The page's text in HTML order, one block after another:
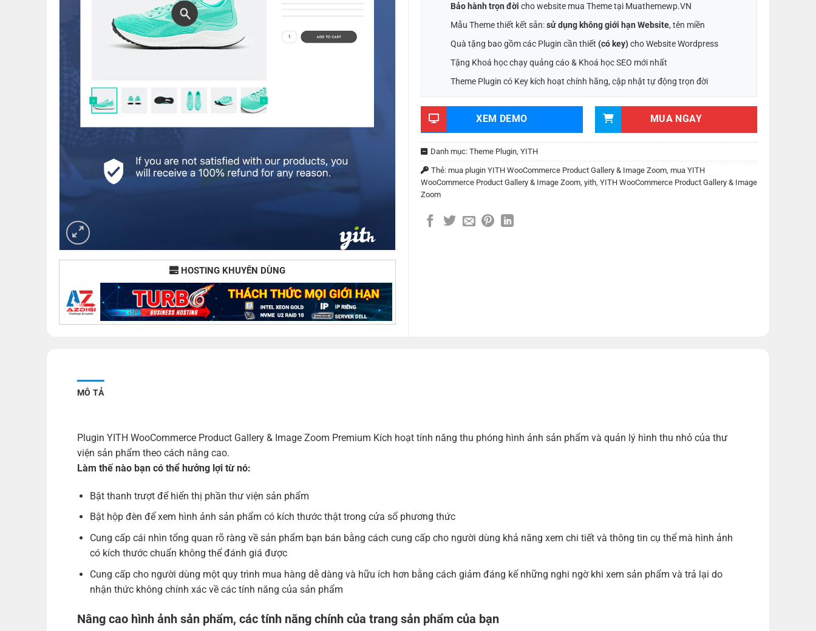
HOSTING KHUYÊN DÙNG
Bảo hành trọn đời cho website mua Theme tại Muathemewp.VN
Mẫu Theme thiết kết sẵn:sử dụng không giới hạn Website, tên miền
Quà tặng bao gồm các Plugin cần thiết (có key)cho Website Wordpress
Tặng Khoá học chạy quảng cáo & Khoá học SEO mới nhất
Theme Plugin có Key kích hoạt chính hãng, cập nhật tự động trọn đời
XEM DEMO MUA NGAY
Danh mục: Theme Plugin, YITH
Thẻ: mua plugin YITH WooCommerce Product Gallery & Image Zoom, mua YITH
WooCommerce Product Gallery & Image Zoom, yith, YITH WooCommerce Product Gallery & Image
Zoom
MÔ TẢ
Plugin YITH WooCommerce Product Gallery & Image Zoom Premium Kích hoạt tính năng thu phóng hình ảnh sản phẩm và quản lý hình thu nhỏ của thư
viện sản phẩm theo cách nâng cao.
Làm thế nào bạn có thể hưởng lợi từ nó:
Bật thanh trượt để hiển thị phần thư viện sản phẩm
Bật hộp đèn để xem hình ảnh sản phẩm có kích thước thật trong cửa sổ phương thức
Cung cấp cái nhìn tổng quan rõ ràng về sản phẩm bạn bán bằng cách cung cấp cho người dùng khả năng xem chi tiết và thông tin cụ thể mà hình ảnh
có kích thước chuẩn không thể đánh giá được
Cung cấp cho người dùng một quy trình mua hàng dễ dàng và hữu ích hơn bằng cách giảm đáng kể những nghi ngờ khi xem sản phẩm và trả lại do
nhận thức không chính xác về các tính năng của sản phẩm
Nâng cao hình ảnh sản phẩm, các tính năng chính của trang sản phẩm của bạn